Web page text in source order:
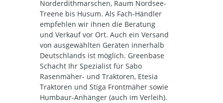
Norderdithmarschen, Raum Nordsee-
Treene bis Husum. Als Fach-Händler
empfehlen wir ihnen die Beratung
und Verkauf vor Ort. Auch ein Versand
von ausgewählten Geräten innerhalb
Deutschlands ist möglich. Greenbase
Schacht Ihr Spezialist für Sabo
Rasenmäher- und Traktoren, Etesia
Traktoren und Stiga Frontmäher sowie
Humbaur-Anhänger (auch im Verleih).